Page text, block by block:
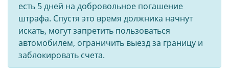
есть 5 дней на добровольное погашение
штрафа. Спустя это время должника начнут
искать, могут запретить пользоваться
автомобилем, ограничить выезд за границу и
заблокировать счета.